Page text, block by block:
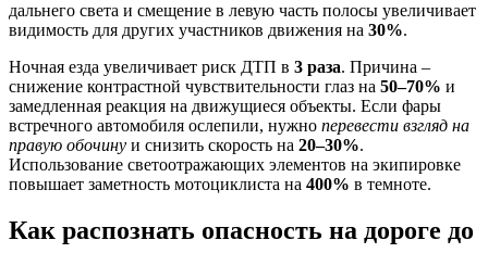
дальнего света и смещение в левую часть полосы увеличивает
видимость для других участников движения на 30%.
Ночная езда увеличивает риск ДТП в 3 раза. Причина –
снижение контрастной чувствительности глаз на 50–70% и
замедленная реакция на движущиеся объекты. Если фары
встречного автомобиля ослепили, нужно перевести взгляд на
правую обочину и снизить скорость на 20–30%.
Использование светоотражающих элементов на экипировке
повышает заметность мотоциклиста на 400% в темноте.
Как распознать опасность на дороге до